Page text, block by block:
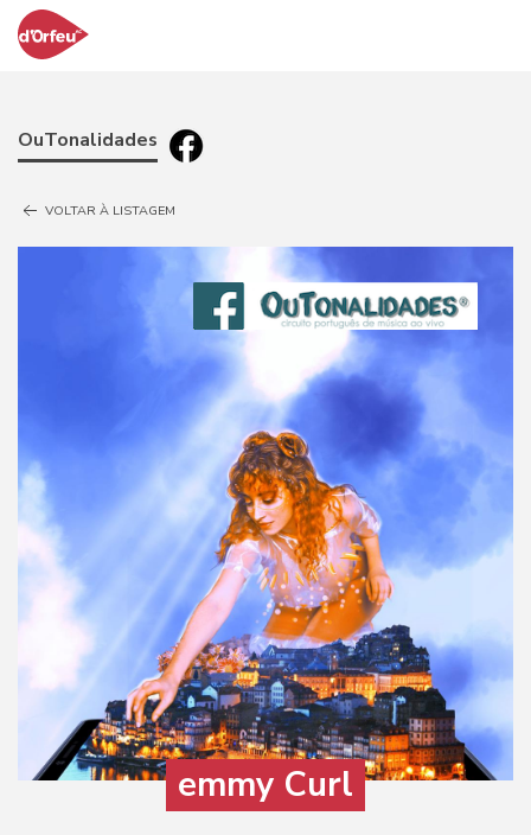
OuTonalidades
VOLTAR À LISTAGEM
emmy Curl